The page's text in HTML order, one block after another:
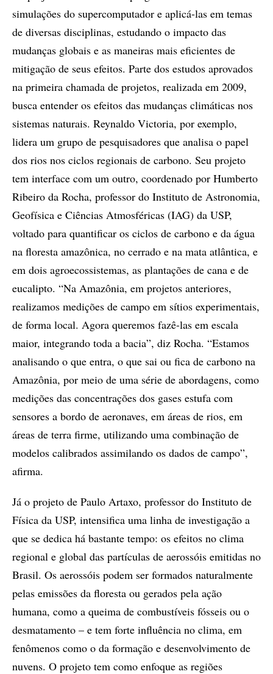
simulações do supercomputador e aplicá-las em temas
de diversas disciplinas, estudando o impacto das
mudanças globais e as maneiras mais eficientes de
mitigação de seus efeitos. Parte dos estudos aprovados
na primeira chamada de projetos, realizada em 2009,
busca entender os efeitos das mudanças climáticas nos
sistemas naturais. Reynaldo Victoria, por exemplo,
lidera um grupo de pesquisadores que analisa o papel
dos rios nos ciclos regionais de carbono. Seu projeto
tem interface com um outro, coordenado por Humberto
Ribeiro da Rocha, professor do Instituto de Astronomia,
Geofísica e Ciências Atmosféricas (IAG) da USP,
voltado para quantificar os ciclos de carbono e da água
na floresta amazônica, no cerrado e na mata atlântica, e
em dois agroecossistemas, as plantações de cana e de
eucalipto. “Na Amazônia, em projetos anteriores,
realizamos medições de campo em sítios experimentais,
de forma local. Agora queremos fazê-las em escala
maior, integrando toda a bacia”, diz Rocha. “Estamos
analisando o que entra, o que sai ou fica de carbono na
Amazônia, por meio de uma série de abordagens, como
medições das concentrações dos gases estufa com
sensores a bordo de aeronaves, em áreas de rios, em
áreas de terra firme, utilizando uma combinação de
modelos calibrados assimilando os dados de campo”,
afirma.
Já o projeto de Paulo Artaxo, professor do Instituto de
Física da USP, intensifica uma linha de investigação a
que se dedica há bastante tempo: os efeitos no clima
regional e global das partículas de aerossóis emitidas no
Brasil. Os aerossóis podem ser formados naturalmente
pelas emissões da floresta ou gerados pela ação
humana, como a queima de combustíveis fósseis ou o
desmatamento – e tem forte influência no clima, em
fenômenos como o da formação e desenvolvimento de
nuvens. O projeto tem como enfoque as regiões